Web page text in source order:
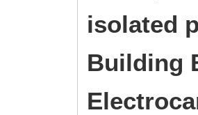
isolated
Building